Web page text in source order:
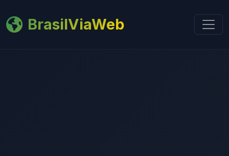
BrasilViaWeb